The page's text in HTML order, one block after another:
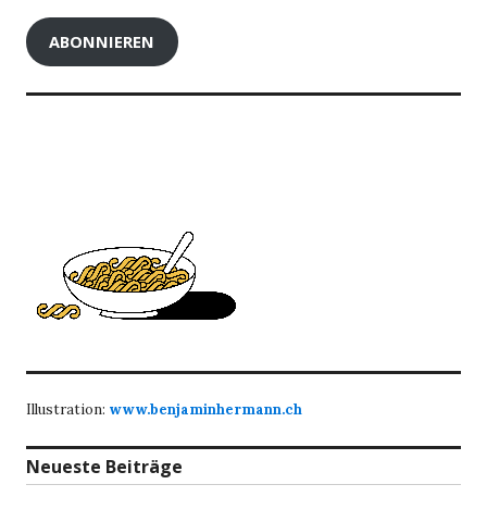
ABONNIEREN
Illustration: www.benjaminhermann.ch
Neueste Beiträge